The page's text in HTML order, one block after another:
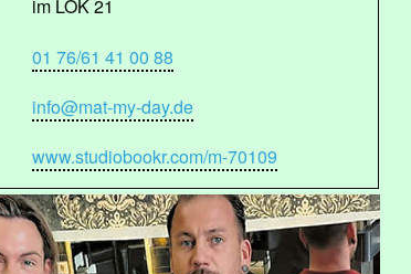
im LOK 21
01 76/61 41 00 88
info@mat-my-day.de
www.studiobookr.com/m-70109